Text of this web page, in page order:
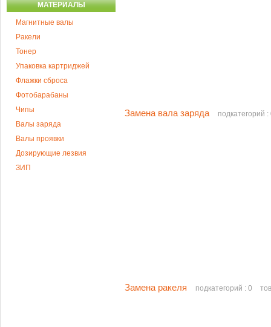
МАТЕРИАЛЫ
Магнитные валы
Ракели
Тонер
Упаковка картриджей
Флажки сброса
Фотобарабаны
Чипы
Валы заряда
Валы проявки
Дозирующие лезвия
ЗИП
Замена вала заряда подкатегорий
Замена ракеля подкатегорий : 0